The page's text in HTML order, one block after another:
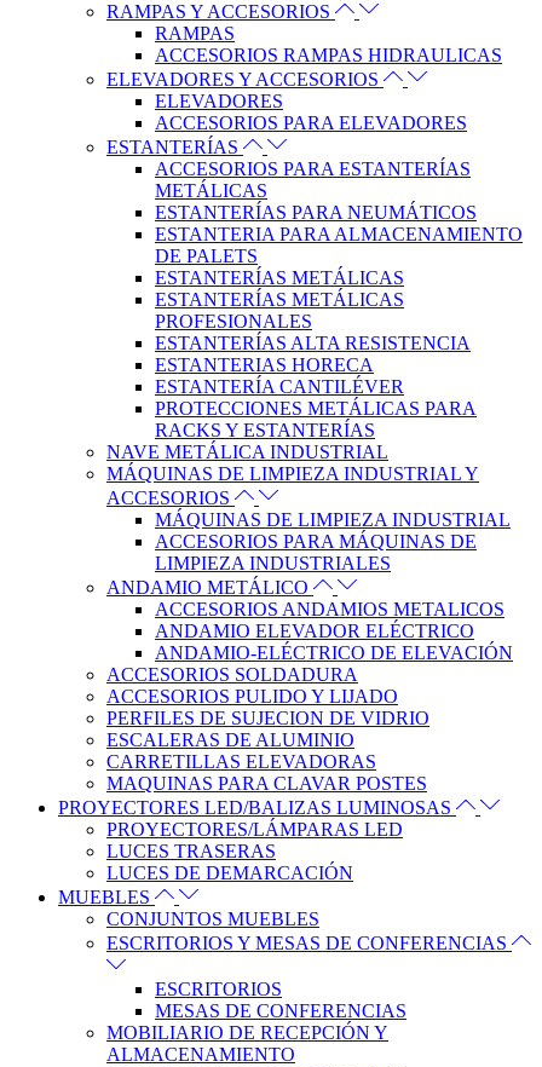
RAMPAS Y ACCESORIOS
RAMPAS
ACCESORIOS RAMPAS HIDRAULICAS
ELEVADORES Y ACCESORIOS
ELEVADORES
ACCESORIOS PARA ELEVADORES
ESTANTERÍAS
ACCESORIOS PARA ESTANTERÍAS
METÁLICAS
ESTANTERÍAS PARA NEUMÁTICOS
ESTANTERIA PARA ALMACENAMIENTO
DE PALETS
ESTANTERÍAS METÁLICAS
ESTANTERÍAS METÁLICAS
PROFESIONALES
ESTANTERÍAS ALTA RESISTENCIA
ESTANTERIAS HORECA
ESTANTERÍA CANTILÉVER
PROTECCIONES METÁLICAS PARA
RACKS Y ESTANTERÍAS
NAVE METÁLICA INDUSTRIAL
MÁQUINAS DE LIMPIEZA INDUSTRIAL Y
ACCESORIOS
MÁQUINAS DE LIMPIEZA INDUSTRIAL
ACCESORIOS PARA MÁQUINAS DE
LIMPIEZA INDUSTRIALES
ANDAMIO METÁLICO
ACCESORIOS ANDAMIOS METALICOS
ANDAMIO ELEVADOR ELÉCTRICO
ANDAMIO-ELÉCTRICO DE ELEVACIÓN
ACCESORIOS SOLDADURA
ACCESORIOS PULIDO Y LIJADO
PERFILES DE SUJECION DE VIDRIO
ESCALERAS DE ALUMINIO
CARRETILLAS ELEVADORAS
MAQUINAS PARA CLAVAR POSTES
PROYECTORES LED/BALIZAS LUMINOSAS
PROYECTORES/LÁMPARAS LED
LUCES TRASERAS
LUCES DE DEMARCACIÓN
MUEBLES
CONJUNTOS MUEBLES
ESCRITORIOS Y MESAS DE CONFERENCIAS
ESCRITORIOS
MESAS DE CONFERENCIAS
MOBILIARIO DE RECEPCIÓN Y
ALMACENAMIENTO